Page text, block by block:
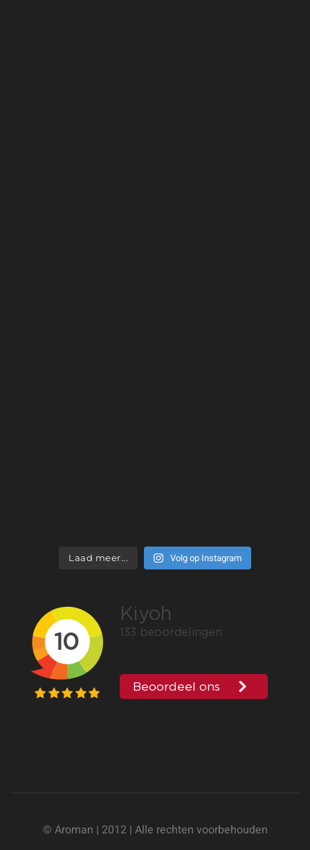
Laad meer... Volg op Instagram
© Aroman | 2012 | Alle rechten voorbehouden